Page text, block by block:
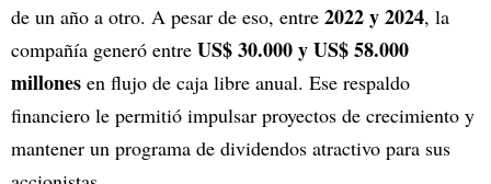
de un año a otro. A pesar de eso, entre 2022 y 2024, la
compañía generó entre US$ 30.000 y US$ 58.000
millones en flujo de caja libre anual. Ese respaldo
financiero le permitió impulsar proyectos de crecimiento y
mantener un programa de dividendos atractivo para sus